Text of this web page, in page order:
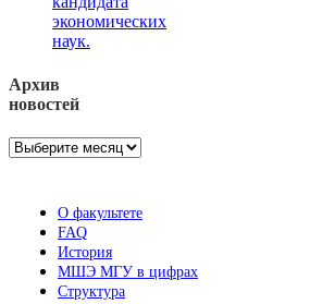
экономических
наук.
Архив
новостей
Архив
О факультете
FAQ
История
МШЭ МГУ в цифрах
Структура